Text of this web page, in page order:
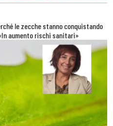
le zecche stanno conquistando
aumento rischi sanitari»